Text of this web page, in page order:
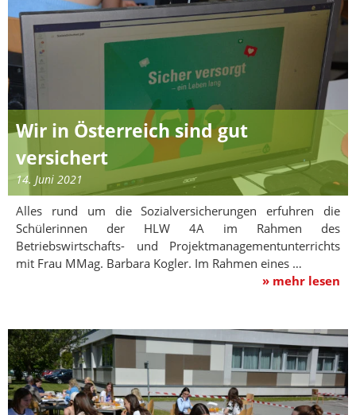
Wir in Österreich sind gut
versichert
14. Juni 2021
Alles rund um die Sozialversicherungen erfuhren die
Schülerinnen der HLW 4A im Rahmen des
Betriebswirtschafts- und Projektmanagementunterrichts
mit Frau MMag. Barbara Kogler. Im Rahmen eines …
» mehr lesen